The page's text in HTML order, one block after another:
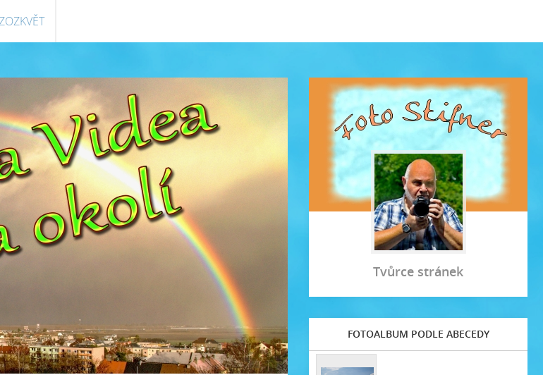
Tvůrce stránek
FOTOALBUM PODLE ABECEDY